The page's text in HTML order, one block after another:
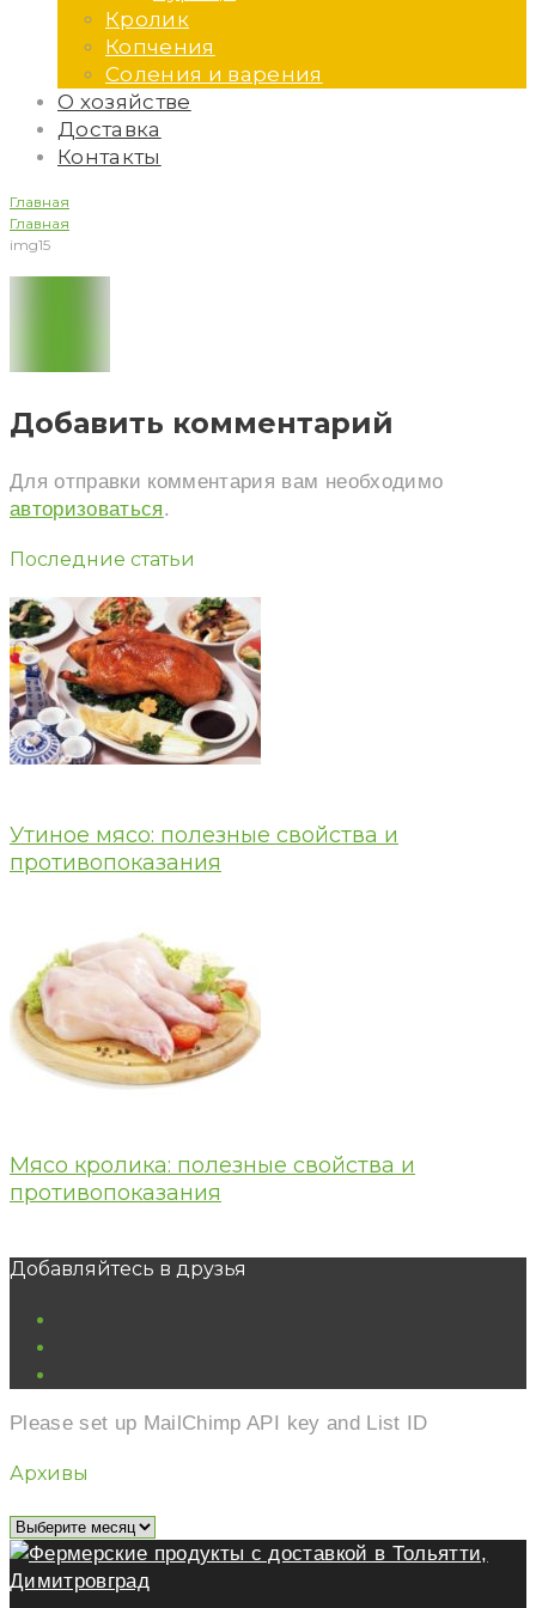
Кролик
Копчения
Соления и варения
О хозяйстве
Доставка
Контакты
Главная
Главная
img15
Добавить комментарий
Для отправки комментария вам необходимо
авторизоваться.
Последние статьи
Утиное мясо: полезные свойства и
противопоказания
Мясо кролика: полезные свойства и
противопоказания
Добавляйтесь в друзья
Please set up MailChimp API key and List ID
Архивы
Архивы